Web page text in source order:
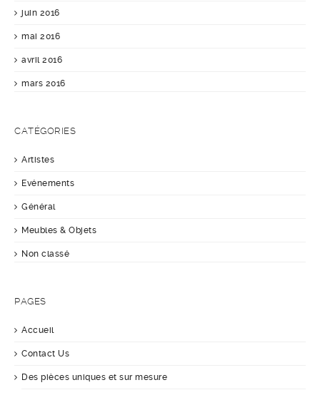
juin 2016
mai 2016
avril 2016
mars 2016
CATÉGORIES
Artistes
Evénements
Général
Meubles & Objets
Non classé
PAGES
Accueil
Contact Us
Des pièces uniques et sur mesure